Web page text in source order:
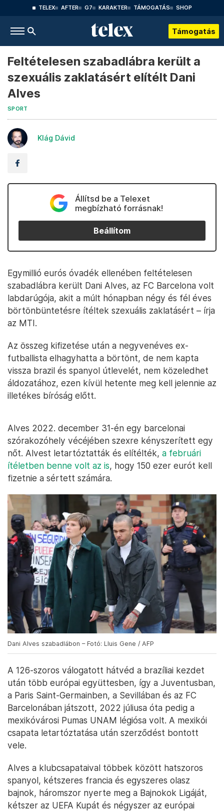
TELEX AFTER G7 KARAKTER TÁMOGATÁS SHOP
Támogatás
Feltételesen szabadlábra került a
szexuális zaklatásért elítélt Dani
Alves
SPORT
Klág Dávid
Állítsd be a Telexet
megbízható forrásnak!
Beállítom
Egymillió eurós óvadék ellenében feltételesen
szabadlábra került Dani Alves, az FC Barcelona volt
labdarúgója, akit a múlt hónapban négy és fél éves
börtönbüntetésre ítéltek szexuális zaklatásért – írja
az MTI.
Az összeg kifizetése után a negyvenéves ex-
futballista elhagyhatta a börtönt, de nem kapta
vissza brazil és spanyol útlevelét, nem közeledhet
áldozatához, ezen kívül hetente meg kell jelennie az
illetékes bíróság előtt.
Alves 2022. december 31-én egy barcelonai
szórakozóhely vécéjében szexre kényszerített egy
nőt. Alvest letartóztatták és elítélték, a februári
ítéletben benne volt az is, hogy 150 ezer eurót kell
fizetnie a sértett számára.
Dani Alves szabadlábon – Fotó: Lluis Gene / AFP
A 126-szoros válogatott hátvéd a brazíliai kezdet
után több európai együttesben, így a Juventusban,
a Paris Saint-Germainben, a Sevillában és az FC
Barcelonában játszott, 2022 júliusa óta pedig a
mexikóvárosi Pumas UNAM légiósa volt. A mexikói
csapata letartóztatása után szerződést bontott
vele.
Alves a klubcsapataival többek között hatszoros
spanyol, kétszeres francia és egyszeres olasz
bajnok, háromszor nyerte meg a Bajnokok Ligáját,
kétszer az UEFA Kupát és négyszer az európai